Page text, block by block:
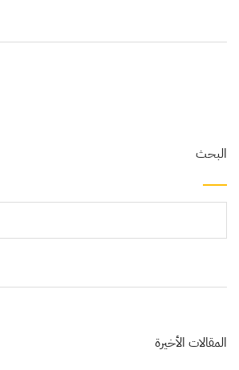
البحث
المقالات الأخيرة